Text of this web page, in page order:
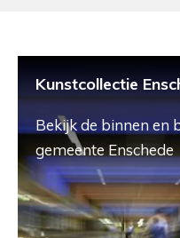
Kunstcollectie
Bekijk de binnen en
gemeente Enschede